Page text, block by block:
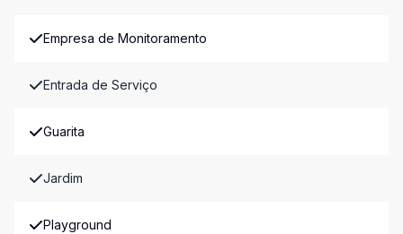
Empresa de Monitoramento
Entrada de Serviço
Guarita
Jardim
Playground